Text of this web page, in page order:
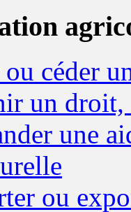
ou céder
un droit,
une
ou